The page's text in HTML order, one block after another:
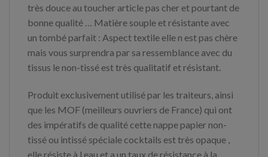
très douce au toucher article pas cher et pourtant de
bonne qualité … Matière souple et résistante avec
un tombé parfait : Aspect textile elle n est pas chère
mais vous surprendra par sa ressemblance avec du
tissus le non-tissé est très qualitatif et résistant.
Produit exclusivement utilisé par les traiteurs, ainsi
que les MOF (meilleurs ouvriers de France) qui ont
des impératifs de qualité cette nappe papier non-
tissé ou intissé spéciale cocktails est très opaque ,
elle résiste à l eau et a un taux de résistance à la